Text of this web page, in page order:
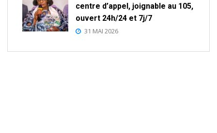
centre d’appel, joignable au 105,
ouvert 24h/24 et 7j/7
31 MAI 2026